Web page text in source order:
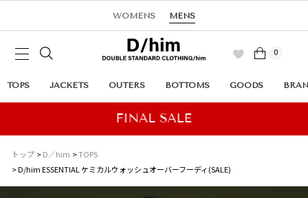
WOMENS MENS
0
TOPS JACKETS OUTERS BOTTOMS GOODS
トップ D／him
TOPS
D/him ESSENTIAL ケミカルウォッシュオーバーフーディ(SALE)